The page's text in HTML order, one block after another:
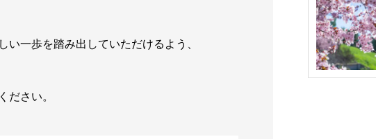
一歩を踏み出していただけるよう、
さい。